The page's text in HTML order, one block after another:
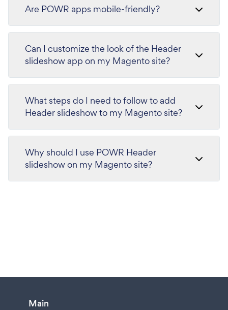
Are POWR apps mobile-friendly?
Can I customize the look of the Header
slideshow app on my Magento site?
What steps do I need to follow to add
Header slideshow to my Magento site?
Why should I use POWR Header
slideshow on my Magento site?
Main